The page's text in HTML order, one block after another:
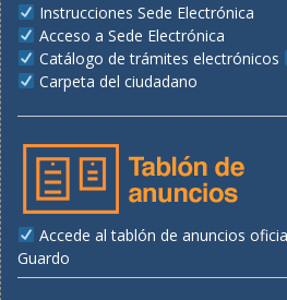
Instrucciones Sede Electrónica
Acceso a Sede Electrónica
Catálogo de trámites electrónicos
Carpeta del ciudadano
Accede al tablón de anuncios
Guardo